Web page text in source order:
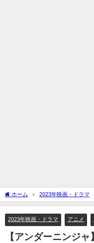
ホーム 2023年映画・ドラマ
や最後はどうなる？
2023年映画・ドラマ アニメ
【アンダーニンジ